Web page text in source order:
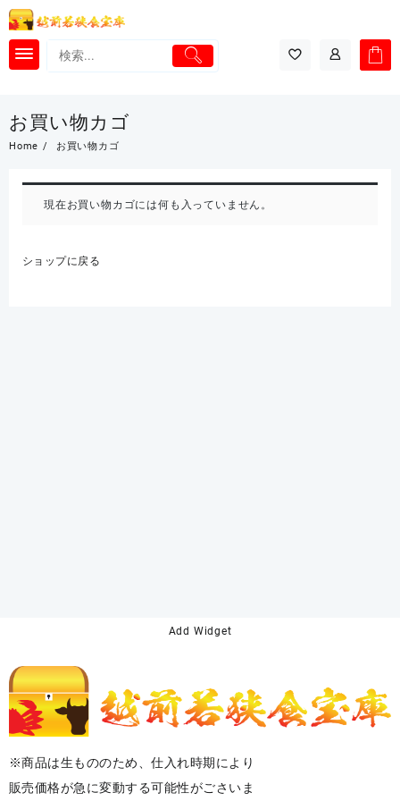
Skip
to
content
お買い物カゴ
Home お買い物カゴ
現在お買い物カゴには何も入っていません。
ショップに戻る
Add Widget
※商品は生もののため、仕入れ時期により
販売価格が急に変動する可能性がごさいま